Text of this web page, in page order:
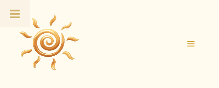
Inhalt
springen
Menü